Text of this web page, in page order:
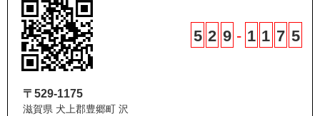
5 2 9 - 1 1 7 5
〒529-1175
滋賀県 犬上郡豊郷町 沢